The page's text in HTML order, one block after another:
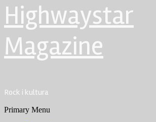
Highwaystar
Magazine
Rock i kultura
Primary Menu